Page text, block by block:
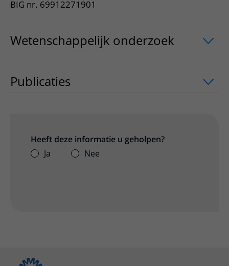
BIG nr. 69912271901
Wetenschappelijk onderzoek
Publicaties uitklapper, klik om te
Heeft deze informatie u geholpen?
Ja
Nee